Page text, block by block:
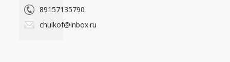
89157135790
chulkof@inbox.ru